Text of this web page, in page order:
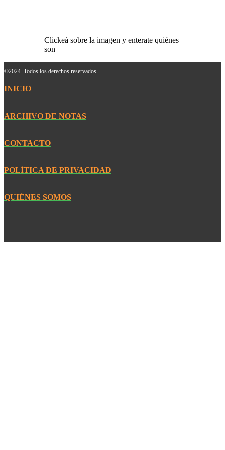
Clickeá sobre la imagen y enterate quiénes
son
©2024. Todos los derechos reservados.
INICIO
ARCHIVO DE NOTAS
CONTACTO
POLÍTICA DE PRIVACIDAD
QUIÉNES SOMOS